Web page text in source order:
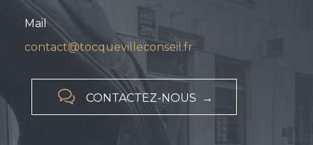
Mail
contact@tocquevilleconseil.fr
 CONTACTEZ-NOUS →